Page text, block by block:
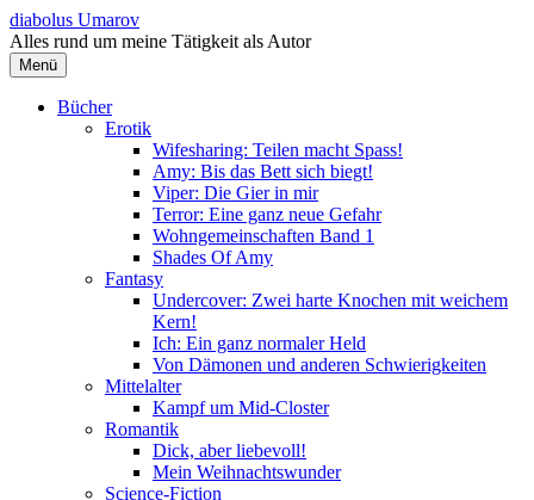
Springe
zum
Inhalt
diabolus Umarov
Alles rund um meine Tätigkeit als Autor
Menü
Bücher
Erotik
Wifesharing: Teilen macht Spass!
Amy: Bis das Bett sich biegt!
Viper: Die Gier in mir
Terror: Eine ganz neue Gefahr
Wohngemeinschaften Band 1
Shades Of Amy
Fantasy
Undercover: Zwei harte Knochen mit weichem
Kern!
Ich: Ein ganz normaler Held
Von Dämonen und anderen Schwierigkeiten
Mittelalter
Kampf um Mid-Closter
Romantik
Dick, aber liebevoll!
Mein Weihnachtswunder
Science-Fiction